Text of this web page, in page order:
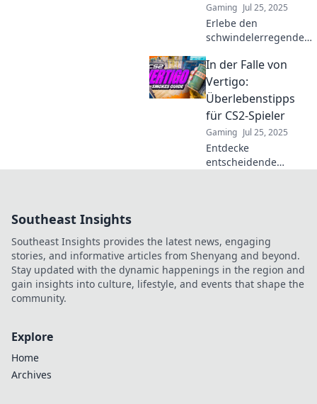
Gaming Jul 25, 2025
Erlebe den
schwindelerregenden
Vertigo in CS2 –
entdecke Tipps und
Tricks für den
ultimativen Plattform-
Tanz!
In der Falle von
Vertigo:
Überlebenstipps
für CS2-Spieler
Gaming Jul 25, 2025
Entdecke
entscheidende
die besten
Strategies!
Southeast Insights
Southeast Insights provides the latest news, engaging
stories, and informative articles from Shenyang and beyond.
Stay updated with the dynamic happenings in the region and
gain insights into culture, lifestyle, and events that shape the
community.
Explore
Home
Archives